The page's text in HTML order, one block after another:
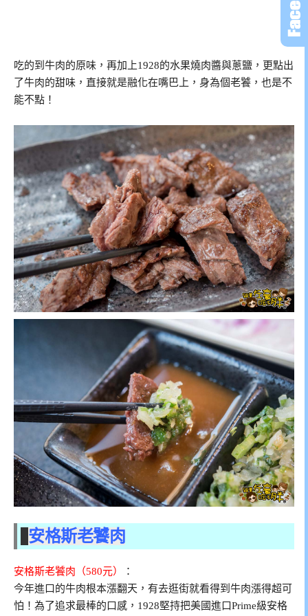
吃的到牛肉的原味，再加上1928的水果燒肉醬與蔥鹽，更點出
了牛肉的甜味，直接就是融化在嘴巴上，身為個老饕，也是不
能不點！
安格斯老饕肉
安格斯老饕肉（580元）
：
今年進口的牛肉根本漲翻天，有去逛街就看得到牛肉漲得超可
怕！為了追求最棒的口感，1928堅持把美國進口Prime級安格